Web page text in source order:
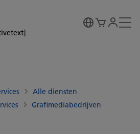
Alle diensten
Grafimediabedrijven